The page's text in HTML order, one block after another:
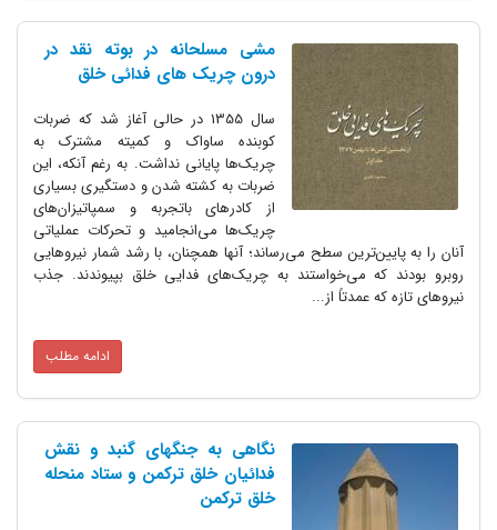
مشی مسلحانه در بوته نقد در
درون چریک های فدائی خلق
سال 1355 در حالی آغاز شد که ضربات
کوبنده ساواک و کمیته مشترک به
چریک‌ها پایانی نداشت. به رغم آنکه، این
ضربات به کشته ‌شدن و دستگیری بسیاری
از کادرهای باتجربه و سمپاتیزان‌های
چریک‌ها می‌انجامید و تحرکات عملیاتی
آنان را به پایین‌ترین سطح می‌رساند؛ آنها همچنان، با رشد شمار نیروهایی
روبرو بودند که می‌خواستند به چریک‌های فدایی خلق بپیوندند. جذب
نیروهای تازه که عمدتاً از...
ادامه مطلب
نگاهی به جنگهای گنبد و نقش
فدائیان خلق ترکمن و ستاد منحله
خلق ترکمن